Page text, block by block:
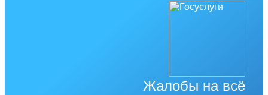
Жалобы на всё